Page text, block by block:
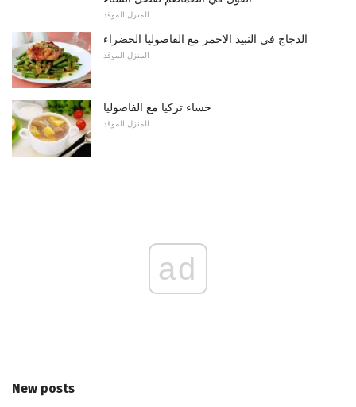
المنزل الموقد
الدجاج في النبيذ الاحمر مع الفاصوليا الخضراء
المنزل الموقد
حساء تركيا مع الفاصوليا
المنزل الموقد
ad
New posts